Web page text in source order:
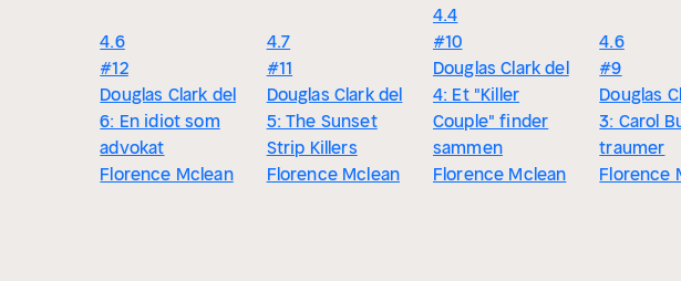
4.6
#12
Douglas Clark del
6: En idiot som
advokat
Florence Mclean
4.7
#11
Douglas Clark del
5: The Sunset
Strip Killers
Florence Mclean
4.4
#10
Douglas Clark del
4: Et "Killer
Couple" finder
sammen
Florence Mclean
4.6
#9
Douglas
3: Carol
traumer
Florence